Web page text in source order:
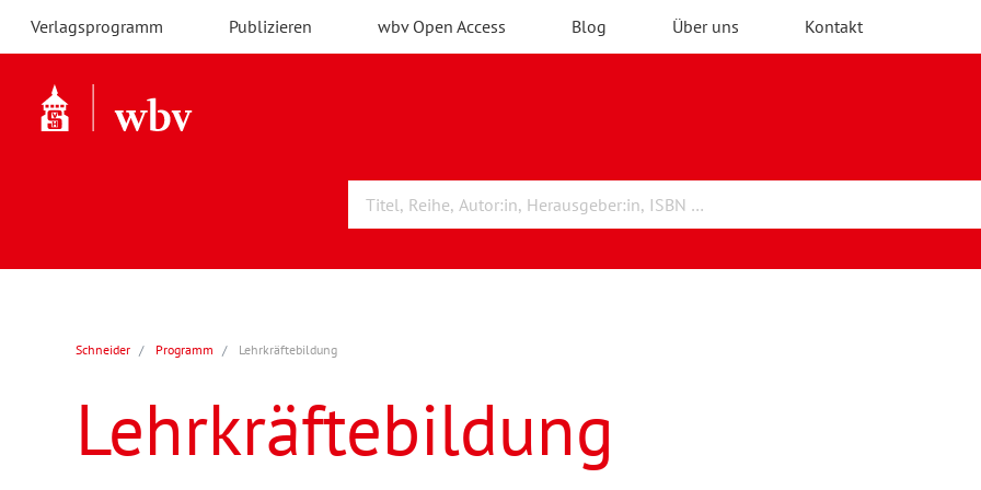
Verlagsprogramm Publizieren wbv Open Access Blog Über uns Kontakt
Schneider Programm Lehrkräftebildung
Lehrkräftebildung